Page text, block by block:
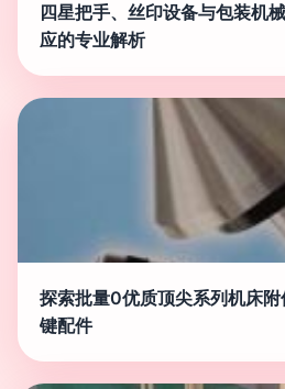
四星把手、丝印设备与包装机
应的专业解析
探索批量0优质顶尖系列机床
键配件